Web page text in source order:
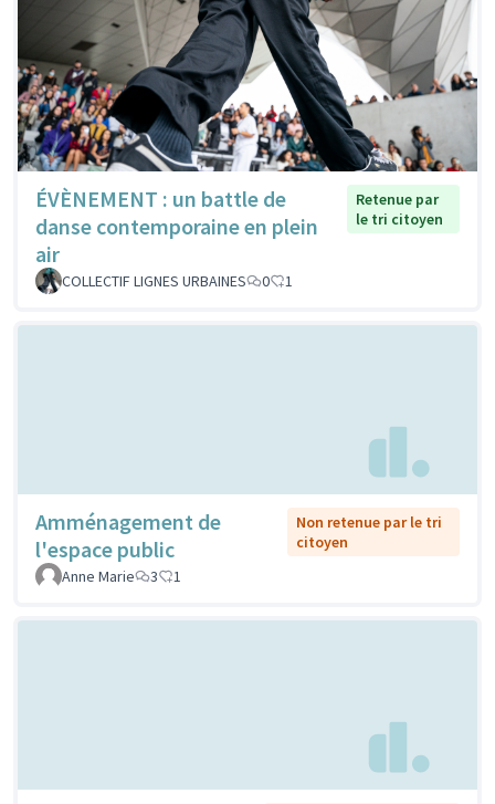
ÉVÈNEMENT : un battle de
danse contemporaine en plein
air
Retenue par
le tri citoyen
COLLECTIF LIGNES URBAINES 0 1
Amménagement de
l'espace public
Non retenue par le tri
citoyen
Anne Marie
3 1